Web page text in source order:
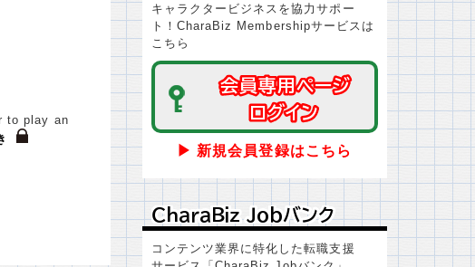
to play an
キャラクタービジネスを協力サポー
ト！CharaBiz Membershipサービスは
こちら
会員専用ページ
会員専用ページ
ログイン
ログイン
▶ 新規会員登録はこちら
ＣｈａｒａＢｉｚ Ｊｏｂバンク
ＣｈａｒａＢｉｚ Ｊｏｂバンク
コンテンツ業界に特化した転職支援